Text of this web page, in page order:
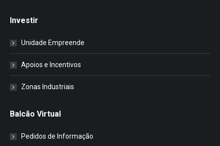
Investir
Unidade Empreende
Apoios e Incentivos
Zonas Industriais
Balcão Virtual
Pedidos de Informação